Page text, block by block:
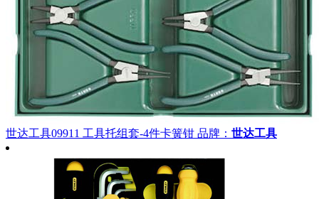
世达工具09911 工具托组套-4件卡簧钳 品牌： 世达工具